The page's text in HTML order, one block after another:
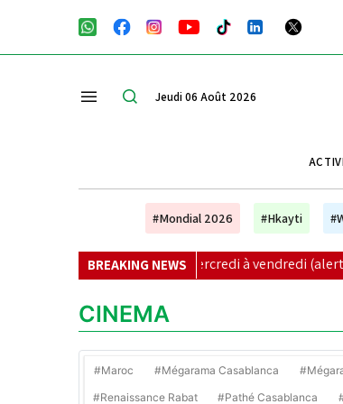
Jeudi 06 Août 2026
#Mondial 2026 #Hkayti
BREAKING NEWS
de mercredi à vendredi (alerte météo) |
CINEMA
#Maroc #Mégarama Casablanca
#Renaissance Rabat #Pathé Casablanca